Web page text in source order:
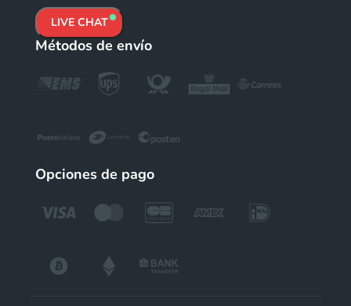
LIVE CHAT
Métodos de envío
Opciones de pago